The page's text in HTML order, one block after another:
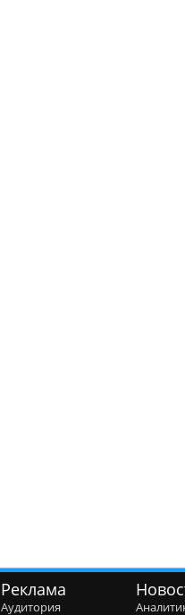
Реклама
Аудитория